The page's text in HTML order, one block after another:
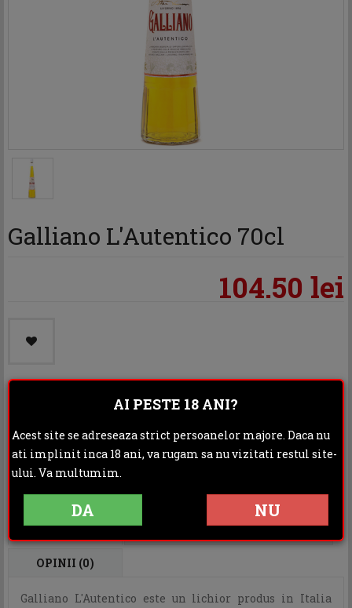
Galliano L'Autentico 70cl
104.50 lei
Distribuie:
DESCRIERE INFORMATII ADITIONALE
OPINII (0)
Galliano L'Autentico este un lichior produs in Italia
AI PESTE 18 ANI?
Acest site se adreseaza strict persoanelor majore. Daca nu
ati implinit inca 18 ani, va rugam sa nu vizitati restul site-
ului. Va multumim.
DA NU